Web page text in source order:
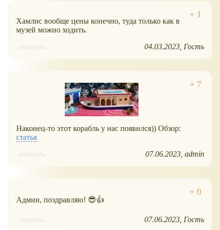
Хамлис вообще цены конечно, туда только как в
музей можно ходить.
ответить 04.03.2023 Гость
Наконец-то этот корабль у нас появился)) Обзор:
статья
ответить 07.06.2023 admin
Админ, поздравляю! 😎👍
ответить 07.06.2023 Гость